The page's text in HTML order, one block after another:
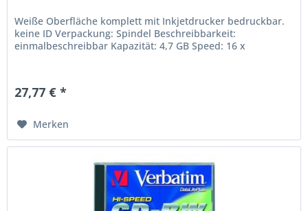
Weiße Oberfläche komplett mit Inkjetdrucker bedruckbar.
keine ID Verpackung: Spindel Beschreibbarkeit:
einmalbeschreibbar Kapazität: 4,7 GB Speed: 16 x
27,77 € *
Merken